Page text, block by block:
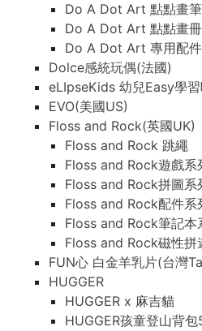
Do A Dot Art 點點畫筆
Do A Dot Art 點點畫冊
Do A Dot Art 專用配
Dolce感統玩偶(法國)
eLIpseKids 幼兒Easy學
EVO(美國US)
Floss and Rock(英國UK)
Floss and Rock 跳繩
Floss and Rock遊戲系
Floss and Rock拼圖系
Floss and Rock配件系
Floss and Rock筆記本
Floss and Rock磁性拼
FUN心 白金羊乳片(台灣
HUGGER
HUGGER x 麻吉貓
HUGGER孩童登山背